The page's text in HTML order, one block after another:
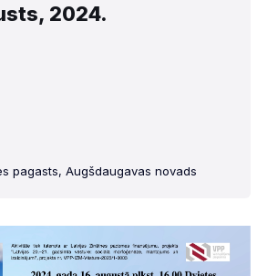
2024.
pagasts, Augšdaugavas novads